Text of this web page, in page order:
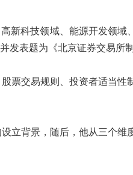
新科技领域、能源开发领域
表题为《北京证券交易所
票交易规则、投资者适当性
立背景，随后，他从三个维